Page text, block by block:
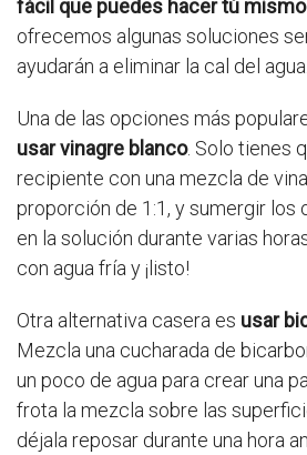
fácil que puedes hacer tú
ofrecemos algunas soluciones
ayudarán a eliminar la cal del agua.
Una de las opciones más
usar vinagre blanco. Solo tienes
recipiente con una mezcla de
proporción de 1:1, y sumergir los
en la solución durante varias
con agua fría y ¡listo!
Otra alternativa casera es usar
Mezcla una cucharada de
un poco de agua para crear una
frota la mezcla sobre las
déjala reposar durante una hora